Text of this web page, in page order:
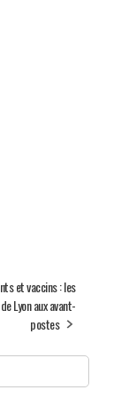
et vaccins : les
Lyon aux avant-
postes